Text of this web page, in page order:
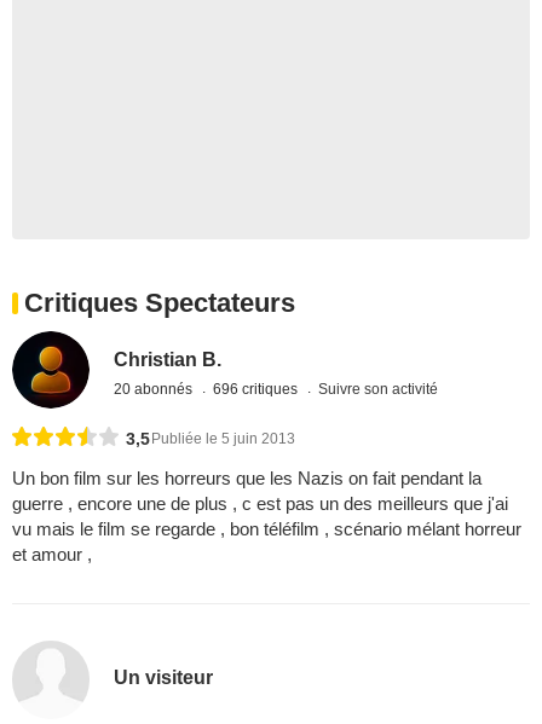
Critiques Spectateurs
Christian B.
20 abonnés 696 critiques Suivre son activité
3,5 Publiée le 5 juin 2013
Un bon film sur les horreurs que les Nazis on fait pendant la
guerre , encore une de plus , c est pas un des meilleurs que j'ai
vu mais le film se regarde , bon téléfilm , scénario mélant horreur
et amour ,
Un visiteur